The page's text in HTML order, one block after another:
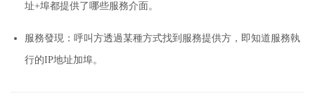
址+埠都提供了哪些服務介面。
服務發現： 呼叫方透過某種方式找到服務提供方，即知道服務執
行的IP地址加埠。